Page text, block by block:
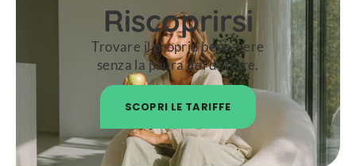
Riscoprirsi
Trovare il proprio benessere
senza la paura del dottore.
SCOPRI LE TARIFFE